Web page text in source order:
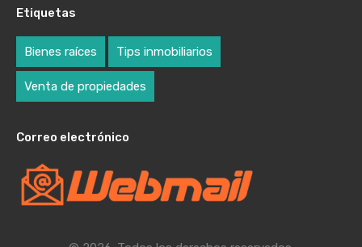
Etiquetas
Bienes raíces Tips inmobiliarios
Venta de propiedades
Correo electrónico